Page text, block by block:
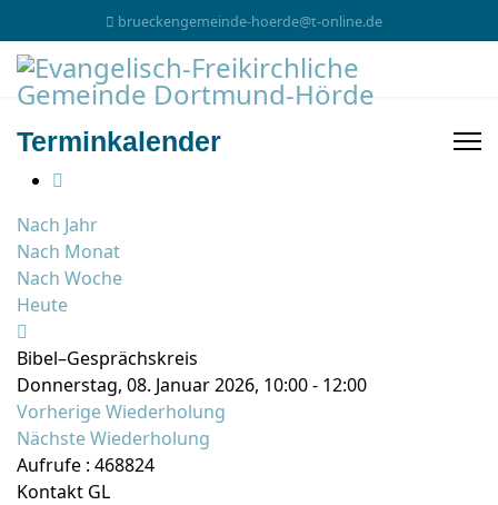
brueckengemeinde-hoerde@t-online.de
Terminkalender
Nach Jahr
Nach Monat
Nach Woche
Heute
Bibel–Gesprächskreis
Donnerstag, 08. Januar 2026, 10:00 - 12:00
Vorherige Wiederholung
Nächste Wiederholung
Aufrufe : 468824
Kontakt GL